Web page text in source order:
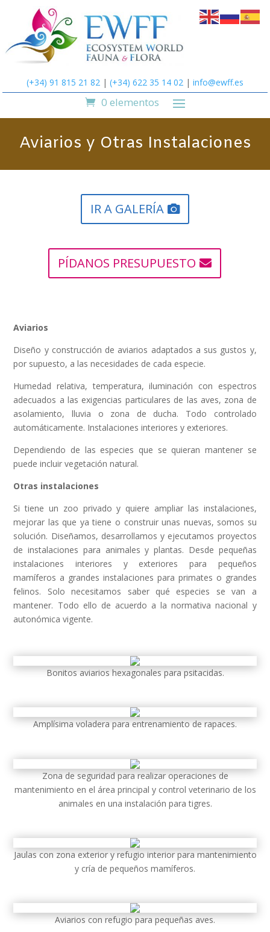
(+34) 91 815 21 82 | (+34) 622 35 14 02 | info@ewff.es
0 elementos
Aviarios y Otras Instalaciones
IR A GALERÍA
PÍDANOS PRESUPUESTO
Aviarios
Diseño y construcción de aviarios adaptados a sus gustos y,
por supuesto, a las necesidades de cada especie.
Humedad relativa, temperatura, iluminación con espectros
adecuados a las exigencias particulares de las aves, zona de
asolamiento, lluvia o zona de ducha. Todo controlado
automáticamente. Instalaciones interiores y exteriores.
Dependiendo de las especies que se quieran mantener se
puede incluir vegetación natural.
Otras instalaciones
Si tiene un zoo privado y quiere ampliar las instalaciones,
mejorar las que ya tiene o construir unas nuevas, somos su
solución. Diseñamos, desarrollamos y ejecutamos proyectos
de instalaciones para animales y plantas. Desde pequeñas
instalaciones interiores y exteriores para pequeños
mamíferos a grandes instalaciones para primates o grandes
felinos. Solo necesitamos saber qué especies se van a
mantener. Todo ello de acuerdo a la normativa nacional y
autonómica vigente.
Bonitos aviarios hexagonales para psitacidas.
Amplísima voladera para entrenamiento de rapaces.
Zona de seguridad para realizar operaciones de
mantenimiento en el área principal y control veterinario de los
animales en una instalación para tigres.
Jaulas con zona exterior y refugio interior para mantenimiento
y cría de pequeños mamíferos.
Aviarios con refugio para pequeñas aves.